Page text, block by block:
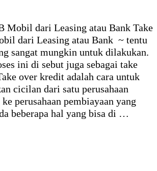
Mobil dari Leasing atau Bank Take
dari Leasing atau Bank ~ tentu
sangat mungkin untuk dilakukan.
ini di sebut juga sebagai take
over kredit adalah cara untuk
cicilan dari satu perusahaan
perusahaan pembiayaan yang
beberapa hal yang bisa di …